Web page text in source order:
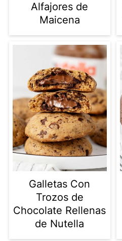
Alfajores de
Maicena
Galletas Con
Trozos de
Chocolate Rellenas
de Nutella